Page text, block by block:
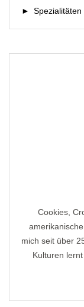
► Spezialitäten
Cookies,
mich seit über
Kulturen